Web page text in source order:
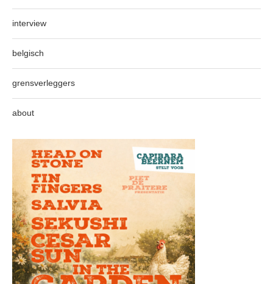
interview
belgisch
grensverleggers
about